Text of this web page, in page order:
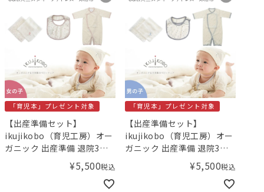
「育児本」プレゼント対象
【出産準備セット】
ikujikobo（育児工房）オー
ガニック 出産準備 退院3点
【小児科医の育児本プレゼ
ント！】／Amingオリジナ
¥5,500税込
「育児本」プレゼント対象
【出産準備セット】
ikujikobo（育児工房）オー
ガニック 出産準備 退院3点
セット （男の子）【小児科
医の育児本プレゼント！】
／Amingオリジナルセット
¥5,500税込